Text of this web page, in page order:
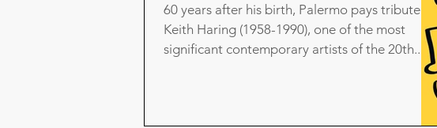
60 years after his birth, Palermo pays tribute to
Keith Haring (1958-1990), one of the most
significant contemporary artists of the 20th...